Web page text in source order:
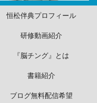
恒松伴典プロフィール
研修動画紹介
『脳チング』とは
書籍紹介
ブログ無料配信希望